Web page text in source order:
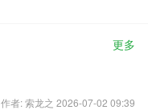
更多
作者: 索龙之 2026-07-02 09:39